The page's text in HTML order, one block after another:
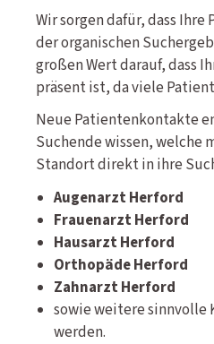
Wir sorgen dafür, dass
der organischen
großen Wert darauf, dass
präsent ist, da viele
Neue Patientenkontakte
Suchende wissen, welche
Standort direkt in ihre
Augenarzt Herford
Frauenarzt Herford
Hausarzt Herford
Orthopäde Herford
Zahnarzt Herford
sowie weitere sinnvolle
werden.